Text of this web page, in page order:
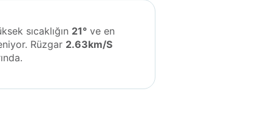
sıcaklığın 21°ve en
Rüzgar 2.63km/S